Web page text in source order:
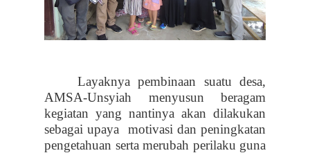
Layaknya pembinaan suatu desa,
AMSA-Unsyiah menyusun beragam
kegiatan yang nantinya akan dilakukan
sebagai upaya
motivasi dan peningkatan
pengetahuan serta merubah perilaku guna